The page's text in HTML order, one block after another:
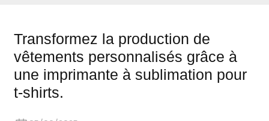
Transformez la production de
vêtements personnalisés grâce à
une imprimante à sublimation pour
t-shirts.